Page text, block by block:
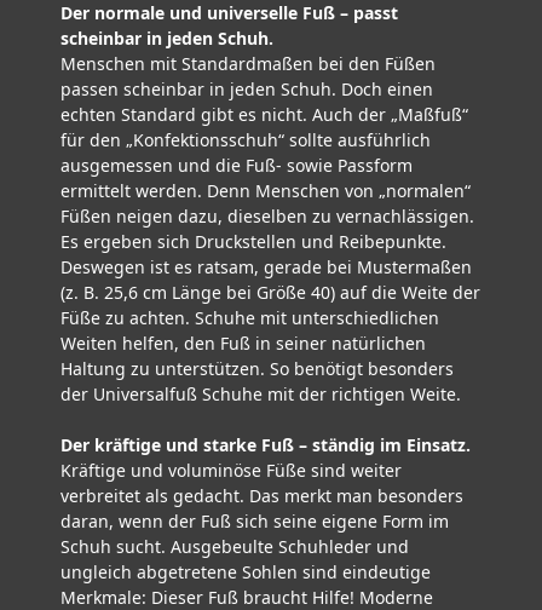
Der normale und universelle Fuß – passt
scheinbar in jeden Schuh.
Menschen mit Standardmaßen bei den Füßen
passen scheinbar in jeden Schuh. Doch einen
echten Standard gibt es nicht. Auch der „Maßfuß“
für den „Konfektionsschuh“ sollte ausführlich
ausgemessen und die Fuß- sowie Passform
ermittelt werden. Denn Menschen von „normalen“
Füßen neigen dazu, dieselben zu vernachlässigen.
Es ergeben sich Druckstellen und Reibepunkte.
Deswegen ist es ratsam, gerade bei Mustermaßen
(z. B. 25,6 cm Länge bei Größe 40) auf die Weite der
Füße zu achten. Schuhe mit unterschiedlichen
Weiten helfen, den Fuß in seiner natürlichen
Haltung zu unterstützen. So benötigt besonders
der Universalfuß Schuhe mit der richtigen Weite.
Der kräftige und starke Fuß – ständig im Einsatz.
Kräftige und voluminöse Füße sind weiter
verbreitet als gedacht. Das merkt man besonders
daran, wenn der Fuß sich seine eigene Form im
Schuh sucht. Ausgebeulte Schuhleder und
ungleich abgetretene Sohlen sind eindeutige
Merkmale: Dieser Fuß braucht Hilfe! Moderne